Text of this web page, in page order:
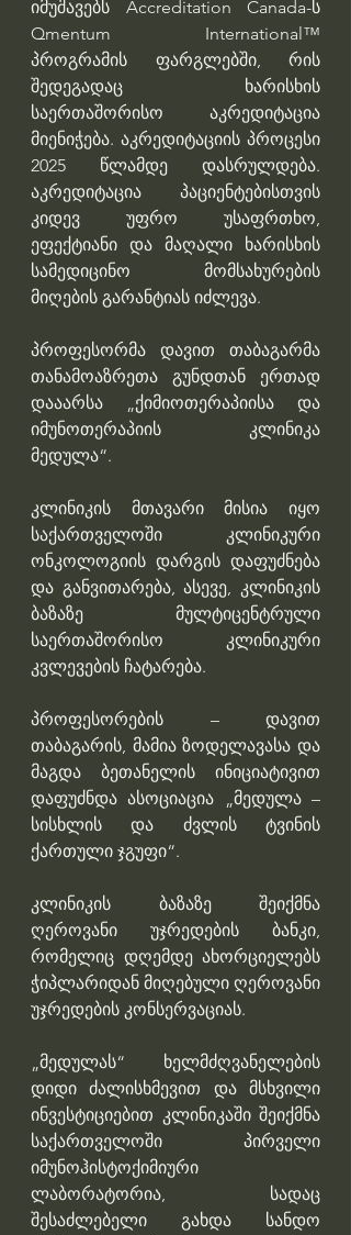
იმუშავებს Accreditation Canada-ს
Qmentum International™
პროგრამის ფარგლებში, რის
შედეგადაც ხარისხის
საერთაშორისო აკრედიტაცია
მიენიჭება. აკრედიტაციის პროცესი
2025 წლამდე დასრულდება.
აკრედიტაცია  პაციენტებისთვის
კიდევ უფრო უსაფრთხო,
ეფექტიანი და მაღალი ხარისხის
სამედიცინო მომსახურების
მიღების გარანტიას იძლევა.
პროფესორმა დავით თაბაგარმა
თანამოაზრეთა გუნდთან ერთად
დააარსა „ქიმიოთერაპიისა და
იმუნოთერაპიის კლინიკა
მედულა“.
კლინიკის მთავარი მისია იყო
საქართველოში კლინიკური
ონკოლოგიის დარგის დაფუძნება
და განვითარება, ასევე, კლინიკის
ბაზაზე მულტიცენტრული
საერთაშორისო კლინიკური
კვლევების ჩატარება.
პროფესორების – დავით
თაბაგარის, მამია ზოდელავასა და
მაგდა ბეთანელის ინიციატივით
დაფუძნდა ასოციაცია „მედულა –
სისხლის და ძვლის ტვინის
ქართული ჯგუფი“.
კლინიკის ბაზაზე შეიქმნა
ღეროვანი უჯრედების ბანკი,
რომელიც დღემდე ახორციელებს
ჭიპლარიდან მიღებული ღეროვანი
უჯრედების კონსერვაციას.
„მედულას“ ხელმძღვანელების
დიდი ძალისხმევით და მსხვილი
ინვესტიციებით კლინიკაში შეიქმნა
საქართველოში პირველი
იმუნოჰისტოქიმიური
ლაბორატორია, სადაც
შესაძლებელი გახდა სანდო